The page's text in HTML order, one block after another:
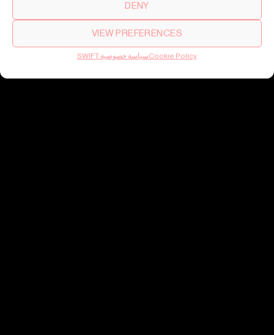
DENY
VIEW PREFERENCES
Cookie Policyسياسة خصوصية SWIFT